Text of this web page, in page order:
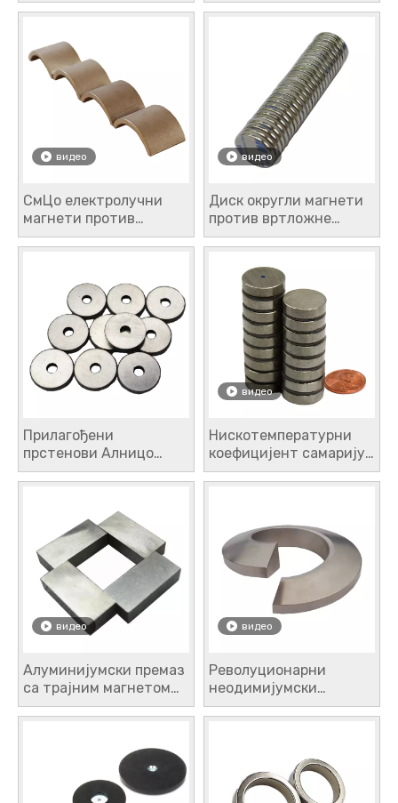
видео
СмЦо електролучни
магнети против
вртложне струје са
видео
Диск округли магнети
против вртложне
струје неодимијум
Прилагођени
прстенови Алницо
магнети
видео
Нискотемпературни
коефицијент самаријум
кобалт магнети ретка
кобалт
видео
Алуминијумски премаз
са трајним магнетом
АлНиЦо магнети
разноврсна магнетна
видео
Револуционарни
неодимијумски
магнети специјалног
могућности у
магнетној технологији